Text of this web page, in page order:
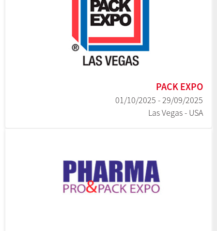
PACK EXPO
29/09/2025 - 01/10/2025
Las Vegas - USA